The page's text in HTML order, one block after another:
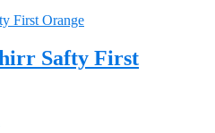
Safty First